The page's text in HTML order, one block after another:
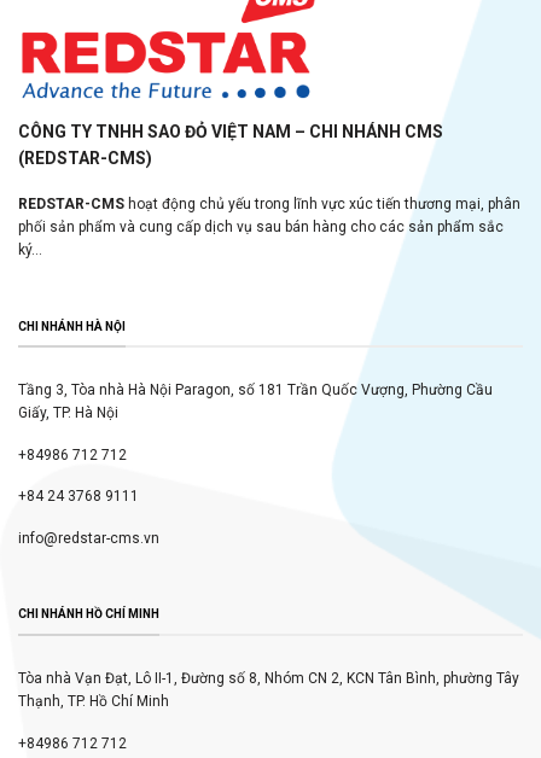
CÔNG TY TNHH SAO ĐỎ VIỆT NAM – CHI NHÁNH CMS
(REDSTAR-CMS)
REDSTAR-CMS hoạt động chủ yếu trong lĩnh vực xúc tiến thương mại, phân
phối sản phẩm và cung cấp dịch vụ sau bán hàng cho các sản phẩm sắc
ký...
CHI NHÁNH HÀ NỘI
Tầng 3, Tòa nhà Hà Nội Paragon, số 181 Trần Quốc Vượng, Phường Cầu
Giấy, TP. Hà Nội
+84986 712 712
+84 24 3768 9111
info@redstar-cms.vn
CHI NHÁNH HỒ CHÍ MINH
Tòa nhà Vạn Đạt, Lô II-1, Đường số 8, Nhóm CN 2, KCN Tân Bình, phường Tây
Thạnh, TP. Hồ Chí Minh
+84986 712 712